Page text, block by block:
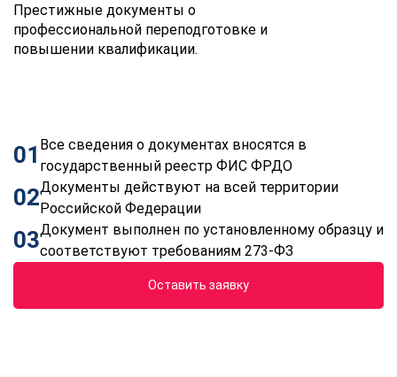
Престижные документы о
профессиональной переподготовке и
повышении квалификации.
01 Все сведения о документах вносятся в
государственный реестр ФИС ФРДО
02Документы действуют на всей территории
Российской Федерации
03Документ выполнен по установленному образцу и
соответствуют требованиям 273-ФЗ
Оставить заявку